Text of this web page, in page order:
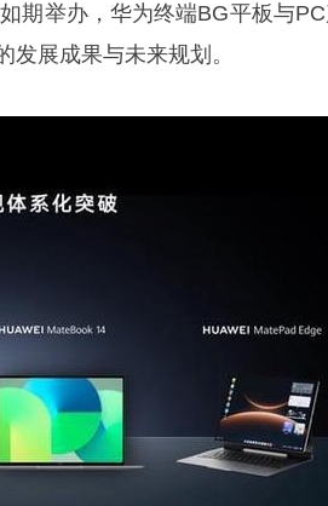
期举办，华为终端BG平板与
展成果与未来规划。